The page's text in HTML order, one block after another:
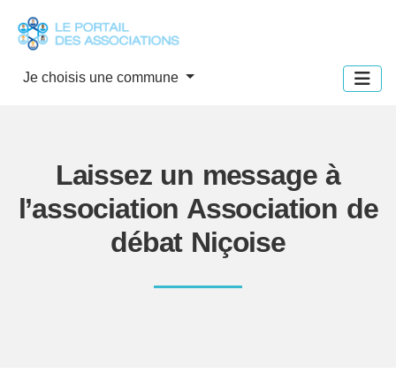
Je choisis une commune
Laissez un message à
l’association Association de
débat Niçoise